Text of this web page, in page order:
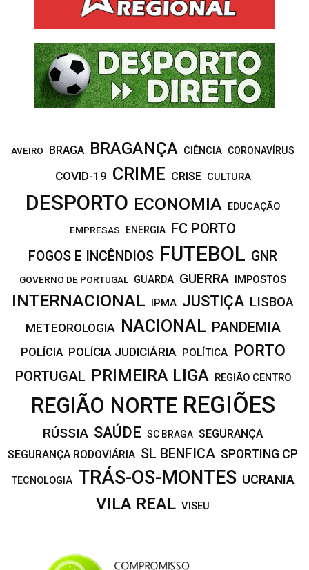
AVEIRO BRAGA BRAGANÇA CIÊNCIA CORONAVÍRUS
COVID-19 CRIME CRISE CULTURA
DESPORTO ECONOMIA EDUCAÇÃO
EMPRESAS ENERGIA FC PORTO
FOGOS E INCÊNDIOS FUTEBOL GNR
GOVERNO DE PORTUGAL GUARDA GUERRA IMPOSTOS
INTERNACIONAL IPMA JUSTIÇA LISBOA
METEOROLOGIA NACIONAL PANDEMIA
POLÍCIA POLÍCIA JUDICIÁRIA POLÍTICA PORTO
PORTUGAL PRIMEIRA LIGA REGIÃO CENTRO
REGIÃO NORTE REGIÕES
RÚSSIA SAÚDE SC BRAGA SEGURANÇA
SEGURANÇA RODOVIÁRIA SL BENFICA SPORTING CP
TECNOLOGIA TRÁS-OS-MONTES UCRANIA
VILA REAL VISEU